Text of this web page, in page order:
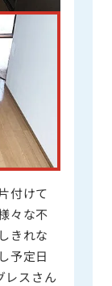
付けて
々な不
きれな
予定日
レスさん